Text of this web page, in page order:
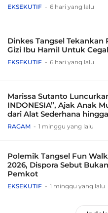
EKSEKUTIF 6 hari yang lalu
Dinkes Tangsel Tekankan
Gizi Ibu Hamil Untuk
EKSEKUTIF 6 hari yang lalu
Marissa Sutanto
INDONESIA”, Ajak Anak
dari Alat Sederhana
Tradisional
RAGAM 1 minggu yang lalu
Polemik Tangsel Fun
2026, Dispora Sebut
Pemkot
EKSEKUTIF 1 minggu yang lalu